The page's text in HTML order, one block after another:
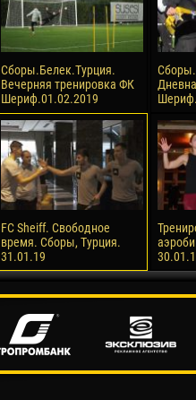
Сборы.Белек.Турция.
Вечерняя тренировка ФК
Шериф.01.02.2019
FC Sheiff. Свободное
время. Сборы, Турция.
31.01.19